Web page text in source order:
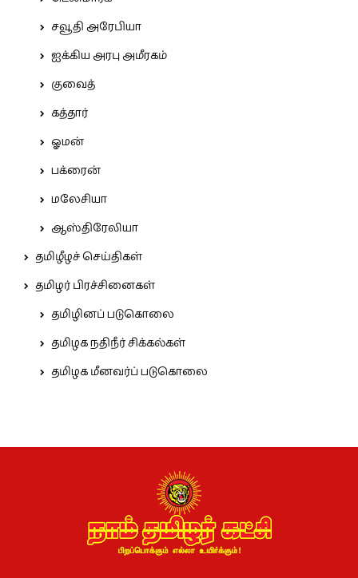
சவூதி அரேபியா
ஐக்கிய அரபு அமீரகம்
குவைத்
கத்தார்
ஓமன்
பக்ரைன்
மலேசியா
ஆஸ்திரேலியா
தமிழீழச் செய்திகள்
தமிழர் பிரச்சினைகள்
தமிழினப் படுகொலை
தமிழக நதிநீர் சிக்கல்கள்
தமிழக மீனவர்ப் படுகொலை